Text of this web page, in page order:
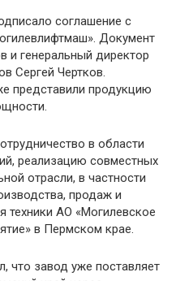
соглашение с
Документ
и генеральный директор
Сергей Чертков.
представили продукцию
в области
реализацию совместных
отрасли, в частности
продаж и
техники АО «Могилевское
в Пермском крае.
что завод уже поставляет